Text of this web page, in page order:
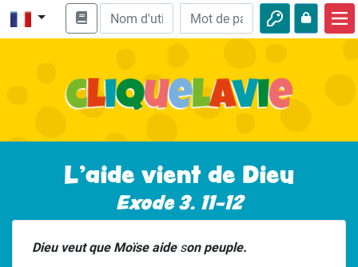
Enseignement biblique
Nature
Aventures
Loisirs
L’aide vient de Dieu
Exode 3. 11-12
Dieu veut que Moïse aide son peuple.